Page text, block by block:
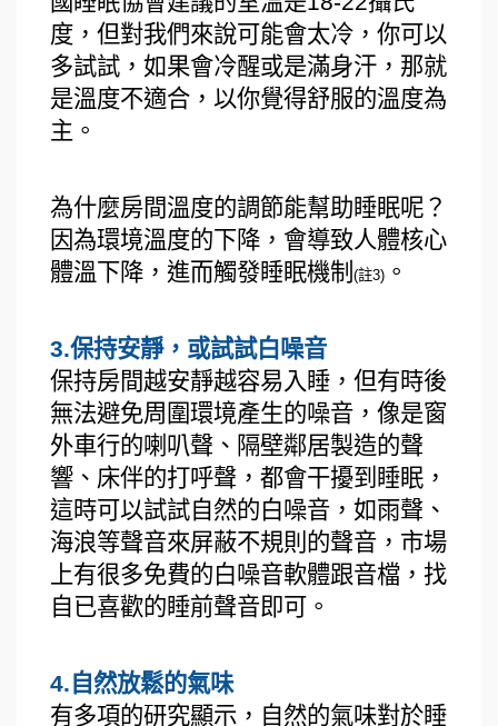
度，但對我們來說可能會太冷，你可以
多試試，如果會冷醒或是滿身汗，那就
是溫度不適合，以你覺得舒服的溫度為
主。
為什麼房間溫度的調節能幫助睡眠呢？
因為環境溫度的下降，會導致人體核心
體溫下降，進而觸發睡眠機制 (註3) 。
3.保持安靜，或試試白噪音
保持房間越安靜越容易入睡，但有時後
無法避免周圍環境產生的噪音，像是窗
外車行的喇叭聲、隔壁鄰居製造的聲
響、床伴的打呼聲，都會干擾到睡眠，
這時可以試試自然的白噪音，如雨聲、
海浪等聲音來屏蔽不規則的聲音，市場
上有很多免費的白噪音軟體跟音檔，找
自已喜歡的睡前聲音即可。
4.自然放鬆的氣味
有多項的研究顯示，自然的氣味對於睡